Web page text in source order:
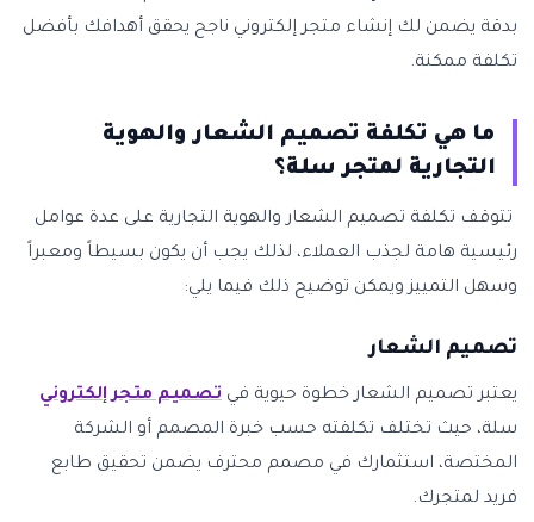
بدقة يضمن لك إنشاء متجر إلكتروني ناجح يحقق أهدافك بأفضل
تكلفة ممكنة.
ما هي تكلفة تصميم الشعار والهوية
التجارية لمتجر سلة؟
تتوقف تكلفة تصميم الشعار والهوية التجارية على عدة عوامل
رئيسية هامة لجذب العملاء، لذلك يجب أن يكون بسيطاً ومعبراً
وسهل التمييز ويمكن توضيح ذلك فيما يلي:
تصميم الشعار
يعتبر تصميم الشعار خطوة حيوية في تصميم متجر إلكتروني
سلة، حيث تختلف تكلفته حسب خبرة المصمم أو الشركة
المختصة، استثمارك في مصمم محترف يضمن تحقيق طابع
فريد لمتجرك.